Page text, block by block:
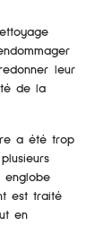
leur
de la
a été trop
englobe
est traité
en